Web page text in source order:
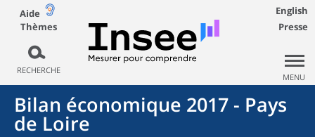
Aide
Thèmes
RECHERCHE
English
Presse
MENU
Bilan économique 2017 - Pays
de Loire